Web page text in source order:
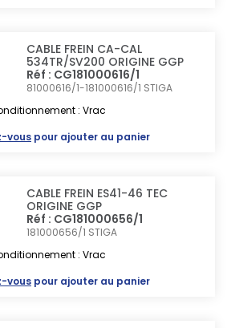
CABLE FREIN CA-CAL
534TR/SV200 ORIGINE GGP
Réf : CG181000616/1
81000616/1-181000616/1 STIGA
: Vrac
vous pour ajouter au panier
CABLE FREIN ES41-46 TEC
ORIGINE GGP
Réf : CG181000656/1
181000656/1 STIGA
: Vrac
vous pour ajouter au panier